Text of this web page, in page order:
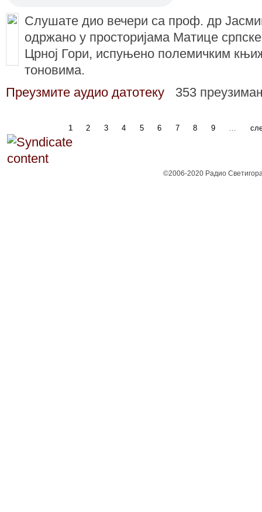
Слушате дио вечери са проф. др
одржано у просторијама Матице
Црној Гори, испуњено полемичким
тоновима.
Преузмите аудио датотеку
353
1 2 3 4 5 6 7 8 9 …
©2006-2020 Радио